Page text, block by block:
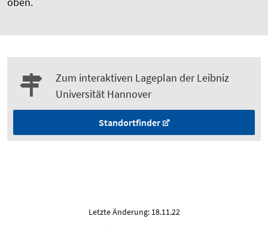
Zum interaktiven Lageplan der Leibniz
Universität Hannover
Standortfinder
Letzte Änderung: 18.11.22